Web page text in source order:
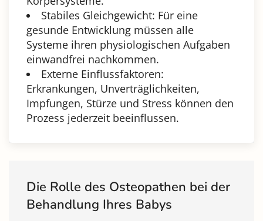
Stabiles Gleichgewicht: Für eine
gesunde Entwicklung müssen alle
Systeme ihren physiologischen Aufgaben
einwandfrei nachkommen.
Externe Einflussfaktoren:
Erkrankungen, Unverträglichkeiten,
Impfungen, Stürze und Stress können den
Prozess jederzeit beeinflussen.
Die Rolle des Osteopathen bei der
Behandlung Ihres Babys